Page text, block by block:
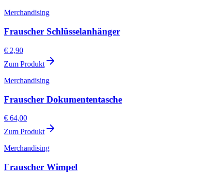
Merchandising
Frauscher Schlüsselanhänger
€ 2,90
Zum Produkt
Merchandising
Frauscher Dokumententasche
€ 64,00
Zum Produkt
Merchandising
Frauscher Wimpel